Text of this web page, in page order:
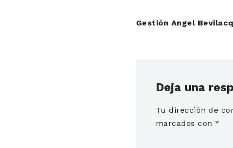
Gestión Angel
Deja una
Tu dirección de
marcados con *